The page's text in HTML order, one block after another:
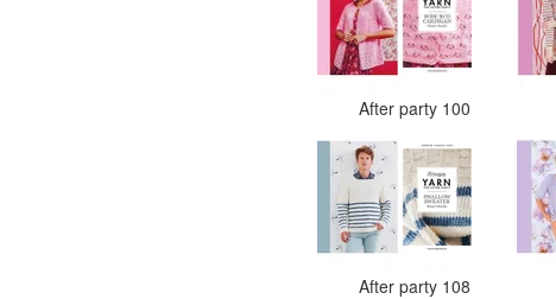
After party 100
After party 108